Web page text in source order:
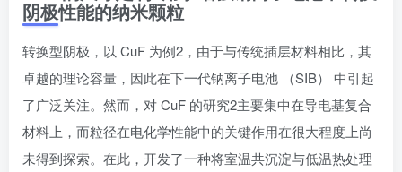
阴极性能的纳米颗粒
转换型阴极，以 CuF 为例2，由于与传统插层材料相比，其
卓越的理论容量，因此在下一代钠离子电池 （SIB） 中引起
了广泛关注。然而，对 CuF 的研究2主要集中在导电基复合
材料上，而粒径在电化学性能中的关键作用在很大程度上尚
未得到探索。在此，开发了一种将室温共沉淀与低温热处理